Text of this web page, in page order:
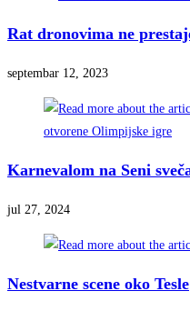
Rat dronovima ne
septembar 12, 2023
Karnevalom na Seni
jul 27, 2024
Nestvarne scene oko Tesle